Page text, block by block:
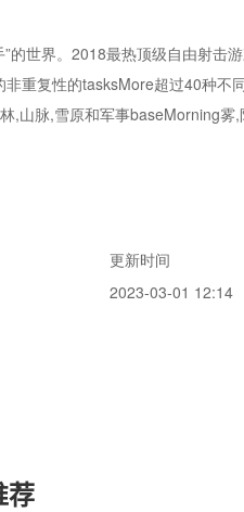
”的世界。2018最热顶级自由射击
重复性的tasksMore超过40种不
,山脉,雪原和军事baseMorning
更新时间
2023-03-01 12:14
荐